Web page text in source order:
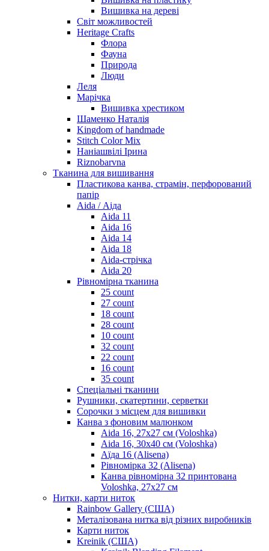
Вишивка на дереві
Світ можливостей
Heritage Crafts
Флора
Фауна
Природа
Люди
Леля
Марічка
Вишивка хрестиком
Шаменко Наталія
Kingdom of handmade
Stitch Color Mix
Наніашвілі Ірина
Riznobarvna
Тканина для вишивання
Пластикова канва, страмін, перфорований
папір
Aida / Аіда
Aida 11
Aida 16
Aida 14
Aida 18
Aida-стрічка
Aida 20
Рівномірна тканина
25 count
27 count
18 count
28 count
10 count
32 count
22 count
16 count
35 count
Спеціальні тканини
Рушники, скатертини, серветки
Сорочки з місцем для вишивки
Канва з фоновим малюнком
Aida 16, 27х27 см (Voloshka)
Aida 16, 30х40 см (Voloshka)
Аїда 16 (Alisena)
Рівномірка 32 (Alisena)
Канва рівномірна 32 принтована
Voloshka, 27х27 см
Нитки, карти ниток
Rainbow Gallery (США)
Металізована нитка від різних виробників
Карти ниток
Kreinik (США)